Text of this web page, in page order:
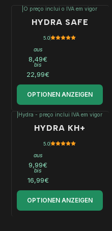
O preço inclui o IVA em vigor
HYDRA SAFE
5.0
aus
8,49€
bis
22,99€
OPTIONEN ANZEIGEN
Hydra - preço inclui IVA em vigor
HYDRA KH+
5.0
aus
9,99€
bis
16,99€
OPTIONEN ANZEIGEN